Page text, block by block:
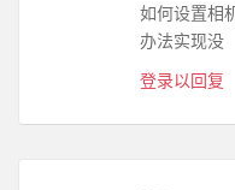
如何设置相
办法实现没
登录以回复